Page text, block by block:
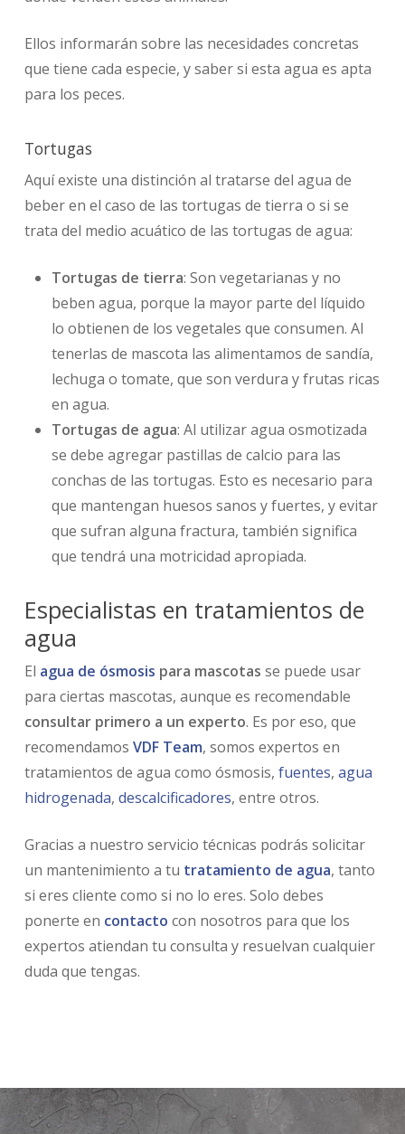
Ellos informarán sobre las necesidades concretas
que tiene cada especie, y saber si esta agua es apta
para los peces.
Tortugas
Aquí existe una distinción al tratarse del agua de
beber en el caso de las tortugas de tierra o si se
trata del medio acuático de las tortugas de agua:
Tortugas de tierra: Son vegetarianas y no
beben agua, porque la mayor parte del líquido
lo obtienen de los vegetales que consumen. Al
tenerlas de mascota las alimentamos de sandía,
lechuga o tomate, que son verdura y frutas ricas
en agua.
Tortugas de agua: Al utilizar agua osmotizada
se debe agregar pastillas de calcio para las
conchas de las tortugas. Esto es necesario para
que mantengan huesos sanos y fuertes, y evitar
que sufran alguna fractura, también significa
que tendrá una motricidad apropiada.
Especialistas en tratamientos de
agua
El agua de ósmosis para mascotas se puede usar
para ciertas mascotas, aunque es recomendable
consultar primero a un experto. Es por eso, que
recomendamos VDF Team, somos expertos en
tratamientos de agua como ósmosis, fuentes, agua
hidrogenada, descalcificadores, entre otros.
Gracias a nuestro servicio técnicas podrás solicitar
un mantenimiento a tu tratamiento de agua, tanto
si eres cliente como si no lo eres. Solo debes
ponerte en contacto con nosotros para que los
expertos atiendan tu consulta y resuelvan cualquier
duda que tengas.